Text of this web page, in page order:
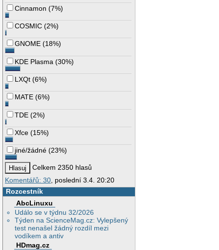
Cinnamon (7%)
COSMIC (2%)
GNOME (18%)
KDE Plasma (30%)
LXQt (6%)
MATE (6%)
TDE (2%)
Xfce (15%)
jiné/žádné (23%)
Celkem 2350 hlasů
Komentářů: 30 , poslední 3.4. 20:20
Rozcestník
AbcLinuxu
Událo se v týdnu 32/2026
Týden na ScienceMag.cz: Vylepšený
test nenašel žádný rozdíl mezi
vodíkem a antiv
HDmag.cz